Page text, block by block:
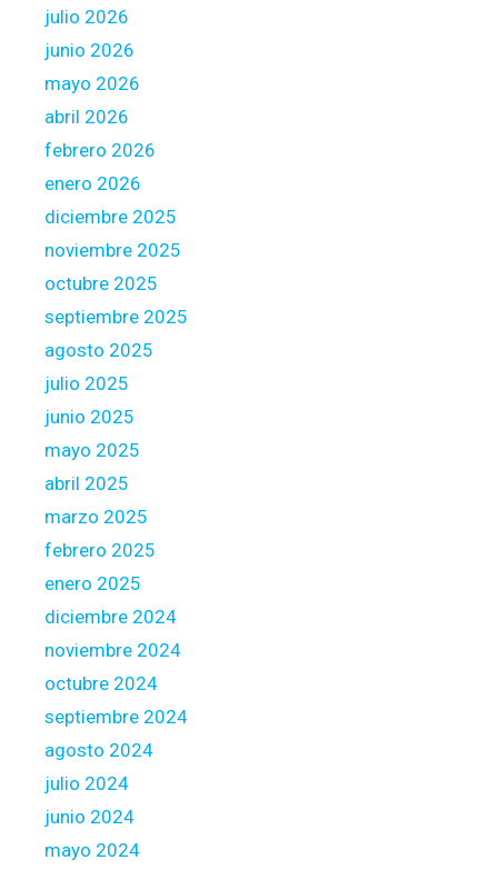
m
p
a
y
s
r
s
o
n
l
l
y
k
p
n
h
a
s
m
r
e
t
julio 2026
junio 2026
mayo 2026
abril 2026
febrero 2026
enero 2026
diciembre 2025
noviembre 2025
octubre 2025
septiembre 2025
agosto 2025
julio 2025
junio 2025
mayo 2025
abril 2025
marzo 2025
febrero 2025
enero 2025
diciembre 2024
noviembre 2024
octubre 2024
septiembre 2024
agosto 2024
julio 2024
junio 2024
mayo 2024